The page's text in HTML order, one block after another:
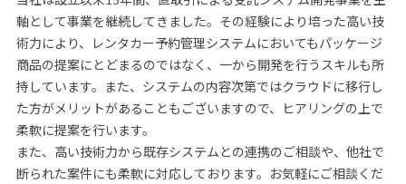
軸として事業を継続してきました。その経験により培った高い技
術力により、レンタカー予約管理システムにおいてもパッケージ
商品の提案にとどまるのではなく、一から開発を行うスキルも所
持しています。また、システムの内容次第ではクラウドに移行し
た方がメリットがあることもございますので、ヒアリングの上で
柔軟に提案を行います。
また、高い技術力から既存システムとの連携のご相談や、他社で
断られた案件にも柔軟に対応しております。お気軽にご相談くだ